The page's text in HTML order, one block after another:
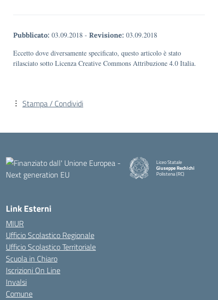
Pubblicato: 03.09.2018 - Revisione: 03.09.2018
Eccetto dove diversamente specificato, questo articolo è stato
rilasciato sotto Licenza Creative Commons Attribuzione 4.0 Italia.
Stampa / Condividi
Liceo Statale
Giuseppe Rechichi
Polistena (RC)
Link Esterni
MIUR
Ufficio Scolastico Regionale
Ufficio Scolastico Territoriale
Scuola in Chiaro
Iscrizioni On Line
Invalsi
Comune